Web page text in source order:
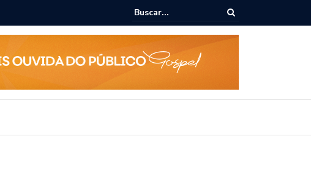
Chico Filho destaca potencial esportivo, turístico e econômico da Maratona
Internacional de Maceió